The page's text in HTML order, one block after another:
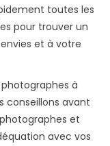
toutes les
pour trouver un
et à votre
à
conseillons avant
et
avec vos